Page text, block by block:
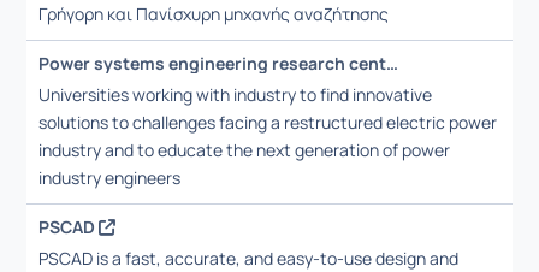
Γρήγορη και Πανίσχυρη μηχανής αναζήτησης
Power systems engineering research center
Universities working with industry to find innovative
solutions to challenges facing a restructured electric power
industry and to educate the next generation of power
industry engineers
PSCAD
PSCAD is a fast, accurate, and easy-to-use design and